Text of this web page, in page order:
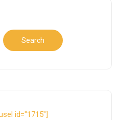
Search
id="1715"]